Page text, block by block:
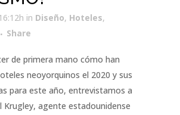
in Diseño, Hoteles,
Share
de primera mano cómo han
neoyorquinos el 2020 y sus
para este año, entrevistamos a
Krugley, agente estadounidense